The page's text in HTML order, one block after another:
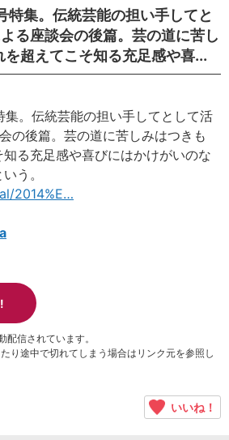
特集。伝統芸能の担い手してと
る座談会の後篇。芸の道に苦し
超えてこそ知る充足感や喜...
集。伝統芸能の担い手してとして活
の後篇。芸の道に苦しみはつきも
る充足感や喜びにはかけがいのな
う。
2014%E…
信されています。
り途中で切れてしまう場合はリンク元を参照し
いいね！